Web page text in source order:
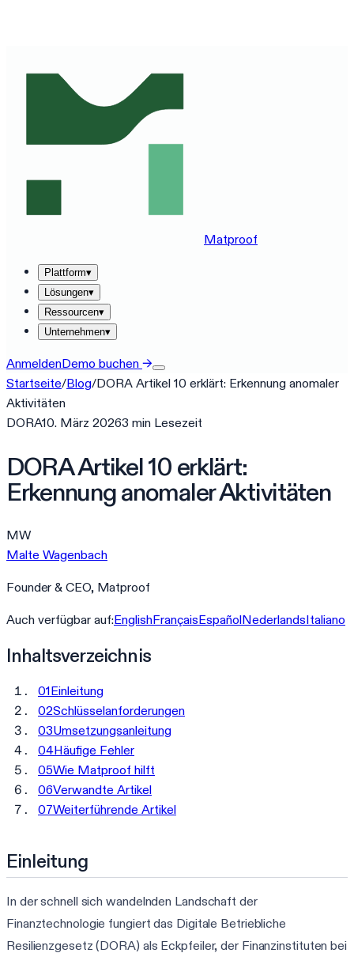
Matproof
Plattform▾
Lösungen▾
Ressourcen▾
Unternehmen▾
AnmeldenDemo buchen →
Startseite/Blog/DORA Artikel 10 erklärt: Erkennung anomaler
Aktivitäten
DORA10. März 20263 min Lesezeit
DORA Artikel 10 erklärt:
Erkennung anomaler Aktivitäten
MW
Malte Wagenbach
Founder & CEO, Matproof
Auch verfügbar auf:EnglishFrançaisEspañolNederlandsItaliano
Inhaltsverzeichnis
01Einleitung
02Schlüsselanforderungen
03Umsetzungsanleitung
04Häufige Fehler
05Wie Matproof hilft
06Verwandte Artikel
07Weiterführende Artikel
Einleitung
In der schnell sich wandelnden Landschaft der
Finanztechnologie fungiert das Digitale Betriebliche
Resilienzgesetz (DORA) als Eckpfeiler, der Finanzinstituten bei